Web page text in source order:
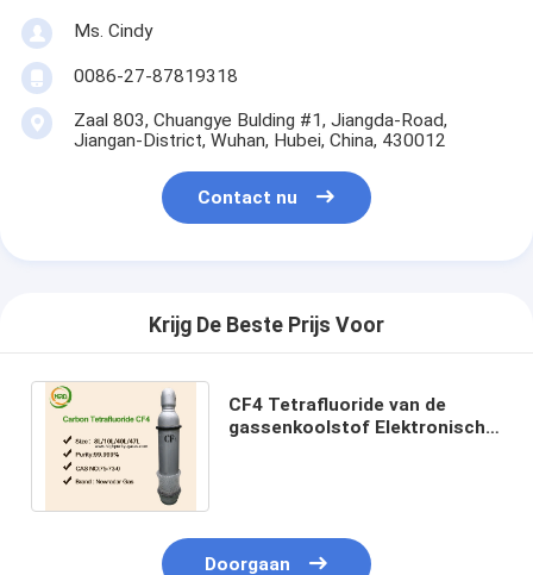
Ms. Cindy
0086-27-87819318
Zaal 803, Chuangye Bulding #1, Jiangda-Road,
Jiangan-District, Wuhan, Hubei, China, 430012
Contact nu
Krijg De Beste Prijs Voor
CF4 Tetrafluoride van de
gassenkoolstof Elektronische
Doorgaan